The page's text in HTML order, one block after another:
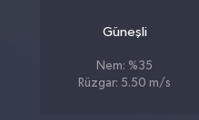
Güneşli
Nem: %35
Rüzgar: 5.50 m/s